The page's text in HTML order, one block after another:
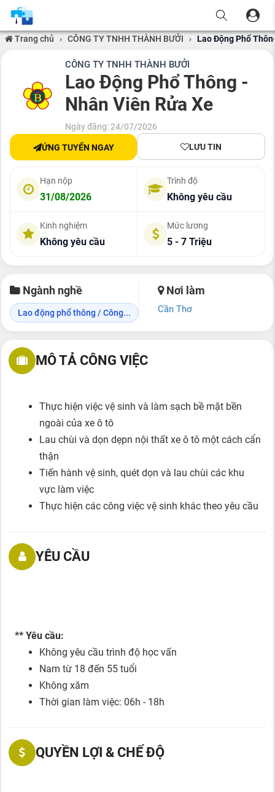
Trang chủ › CÔNG TY TNHH THÀNH BƯỞI › Lao Động Phổ
CÔNG TY TNHH THÀNH BƯỞI
Lao Động Phổ Thông -
Nhân Viên Rửa Xe
Ngày đăng: 24/07/2026
ỨNG TUYỂN NGAY LƯU TIN
Hạn nộp
31/08/2026
Trình độ
Không yêu cầu
Kinh nghiệm
Không yêu cầu
Mức lương
5 - 7 Triệu
Ngành nghề
Lao động phổ thông / Công...
Nơi làm
Cần Thơ
MÔ TẢ CÔNG VIỆC
Thực hiện việc vệ sinh và làm sạch bề mặt bền
ngoài của xe ô tô
Lau chùi và dọn dẹpn nội thất xe ô tô một cách cẩn
thận
Tiến hành vệ sinh, quét dọn và lau chùi các khu
vực làm việc
Thực hiện các công việc vệ sinh khác theo yêu cầu
YÊU CẦU
** Yêu cầu:
Không yêu cầu trình độ học vấn
Nam từ 18 đến 55 tuổi
Không xăm
Thời gian làm việc: 06h - 18h
QUYỀN LỢI & CHẾ ĐỘ